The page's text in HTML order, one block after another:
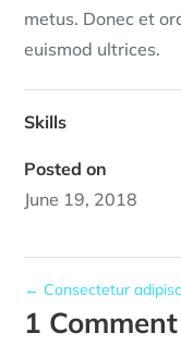
metus. Donec et
euismod ultrices.
Skills
Posted on
June 19, 2018
← Consectetur
1 Comment